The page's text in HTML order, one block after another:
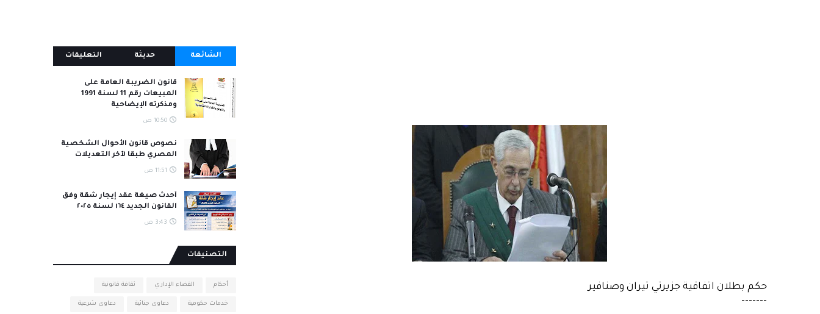
حكم بطلان اتفاقية جزيرتي تيران وصنافير
-------
الشائعة حديثة التعليقات
قانون الضريبة العامة على
المبيعات رقم 11 لسنة 1991
ومذكرته الإيضاحية
10:50 ص
نصوص قانون الأحوال الشخصية
المصري طبقا لآخر التعديلات
11:51 ص
أحدث صيغة عقد إيجار شقة وفق
القانون الجديد ١٦٤ لسنة ٢٠٢٥
3:43 ص
التصنيفات
أحكام القضاء الإداري ثقافة قانونية
خدمات حكومية دعاوى جنائية دعاوى شرعية